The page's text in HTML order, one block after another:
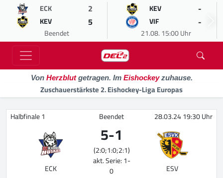
ECK 2
KEV 5
Beendet
KEV -
VIF -
21.08. 15:00 Uhr
Von Herzblutgetragen. Im Eishockeyzuhause.
Zuschauerstärkste 2. Eishockey-Liga Europas
Halbfinale 1 Beendet 28.03.24 19:30 Uhr
ECK
5-1
(2:0;1:0;2:1)
akt. Serie: 1-
0
ESV